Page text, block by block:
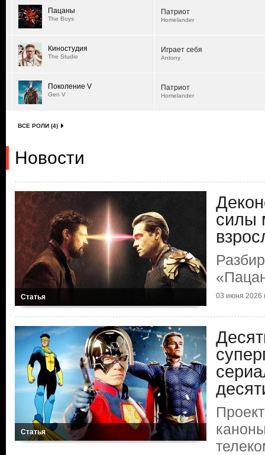
Пацаны
The Boys
Патриот
Homelander
Киностудия
The Studio
Играет себя
Antony
Поколение V
Gen V
Патриот
Homelander
ВСЕ РОЛИ (4)
Новости
Статья
силы
03 июня 2026
Статья